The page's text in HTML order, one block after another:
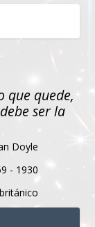
que quede,
ser la
Doyle
- 1930